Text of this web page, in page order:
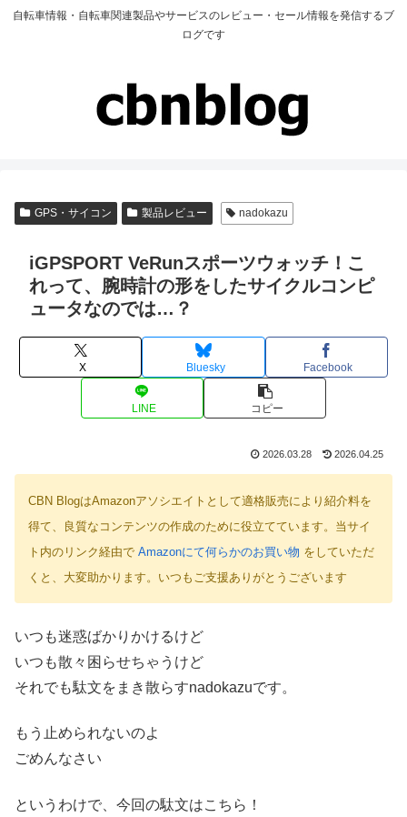
自転車情報・自転車関連製品やサービスのレビュー・セール情報を発信するブ
ログです
GPS・サイコン 製品レビュー nadokazu
iGPSPORT VeRunスポーツウォッチ！こ
れって、腕時計の形をしたサイクルコンピ
ュータなのでは…？
X Bluesky Facebook
LINE コピー
2026.03.28 2026.04.25
CBN BlogはAmazonアソシエイトとして適格販売により紹介料を
得て、良質なコンテンツの作成のために役立てています。当サイ
ト内のリンク経由で Amazonにて何らかのお買い物 をしていただ
くと、大変助かります。いつもご支援ありがとうございます
いつも迷惑ばかりかけるけど
いつも散々困らせちゃうけど
それでも駄文をまき散らすnadokazuです。
もう止められないのよ
ごめんなさい
というわけで、今回の駄文はこちら！